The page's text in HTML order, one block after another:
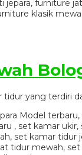
yang terdiri